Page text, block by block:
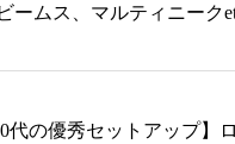
ームス、マルティニーク
代の優秀セットアップ】